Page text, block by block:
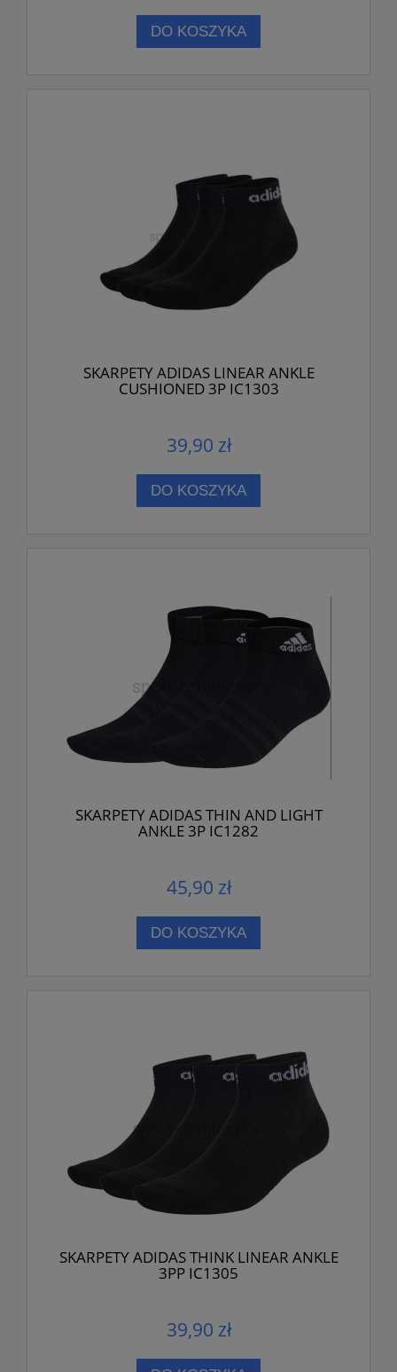
DO KOSZYKA
SKARPETY ADIDAS LINEAR ANKLE
CUSHIONED 3P IC1303
39,90 zł
DO KOSZYKA
SKARPETY ADIDAS THIN AND LIGHT
ANKLE 3P IC1282
45,90 zł
DO KOSZYKA
SKARPETY ADIDAS THINK LINEAR ANKLE
3PP IC1305
39,90 zł